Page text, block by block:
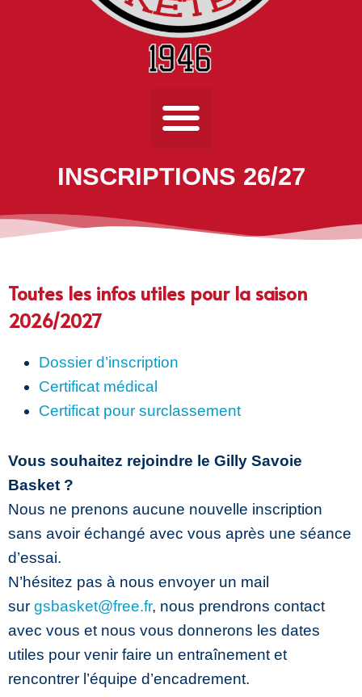
INSCRIPTIONS 26/27
Toutes les infos utiles pour la saison
2026/2027
Dossier d’inscription
Certificat médical
Certificat pour surclassement
Vous souhaitez rejoindre le Gilly Savoie
Basket ?
Nous ne prenons aucune nouvelle inscription
sans avoir échangé avec vous après une séance
d’essai.
N’hésitez pas à nous envoyer un mail
sur gsbasket@free.fr, nous prendrons contact
avec vous et nous vous donnerons les dates
utiles pour venir faire un entraînement et
rencontrer l’équipe d’encadrement.